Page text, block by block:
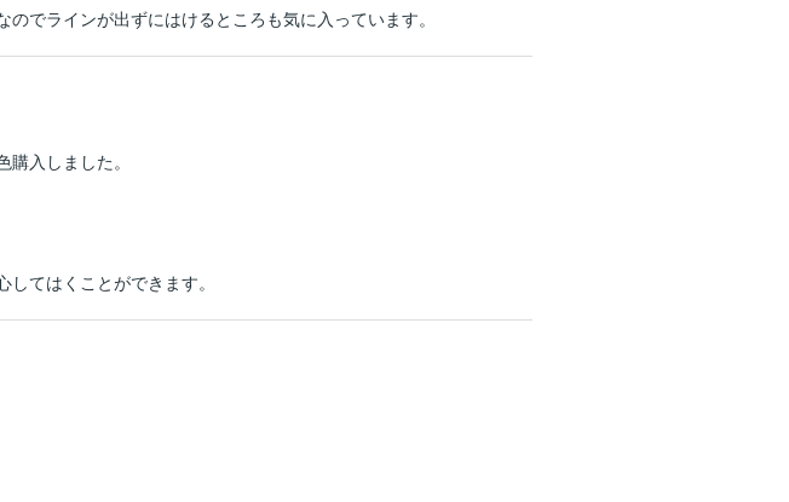
でラインが出ずにはけるところも気に入っています。
入しました。
てはくことができます。